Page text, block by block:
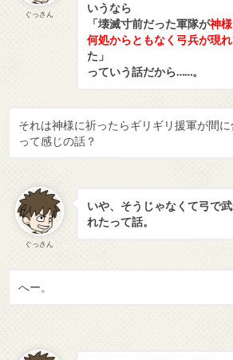
ぐっさん
いうなら
「壊滅寸前だった軍隊が神
何処からともなく弓兵が現
た」
っていう話だから……。
それは神様に祈ったらギリギリ援軍が間に
って感じの話？
ぐっさん
いや、そうじゃなくて弓で
れたって話。
へー。